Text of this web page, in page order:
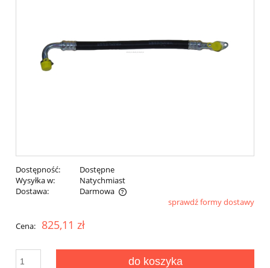
Dostępność:
Dostępne
Wysyłka w:
Natychmiast
Dostawa:
Darmowa
Cena nie zawiera ewentualnych kosztów płatnościsprawdź formy dostawy
Cena: 825,11 zł
do koszyka